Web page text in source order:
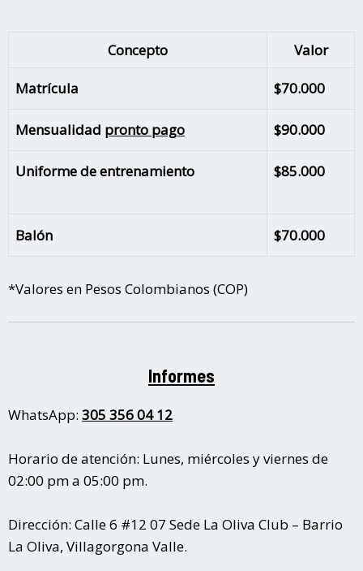
Concepto Valor
Matrícula $70.000
Mensualidad pronto pago $90.000
Uniforme de entrenamiento $85.000
Balón $70.000
*Valores en Pesos Colombianos (COP)
Informes
WhatsApp: 305 356 04 12
Horario de atención: Lunes, miércoles y viernes de
02:00 pm a 05:00 pm.
Dirección: Calle 6 #12 07 Sede La Oliva Club – Barrio
La Oliva, Villagorgona Valle.